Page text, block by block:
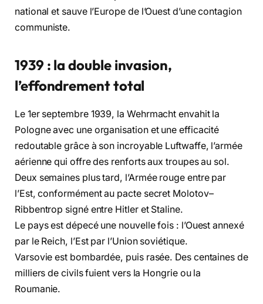
national et sauve l’Europe de l’Ouest d’une contagion
communiste.
1939 : la double invasion,
l’effondrement total
Le 1er septembre 1939, la Wehrmacht envahit la
Pologne avec une organisation et une efficacité
redoutable grâce à son incroyable Luftwaffe, l’armée
aérienne qui offre des renforts aux troupes au sol.
Deux semaines plus tard, l’Armée rouge entre par
l’Est, conformément au pacte secret Molotov–
Ribbentrop signé entre Hitler et Staline.
Le pays est dépecé une nouvelle fois : l’Ouest annexé
par le Reich, l’Est par l’Union soviétique.
Varsovie est bombardée, puis rasée. Des centaines de
milliers de civils fuient vers la Hongrie ou la
Roumanie.